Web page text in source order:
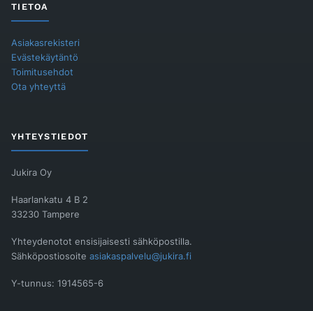
TIETOA
Asiakasrekisteri
Evästekäytäntö
Toimitusehdot
Ota yhteyttä
YHTEYSTIEDOT
Jukira Oy
Haarlankatu 4 B 2
33230 Tampere
Yhteydenotot ensisijaisesti sähköpostilla.
Sähköpostiosoite asiakaspalvelu@jukira.fi
Y-tunnus: 1914565-6